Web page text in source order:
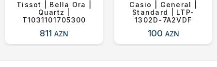
Tissot | Bella Ora |
Quartz |
T1031101705300
811AZN
Casio | General |
Standard | LTP-
1302D-7A2VDF
100 AZN